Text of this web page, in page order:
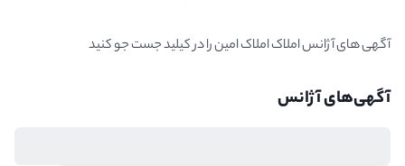
توضیحات آژانس
آگهی های آژانس املاک املاک امین را در کیلید جست جو کنید
آگهی‌‌های آژانس